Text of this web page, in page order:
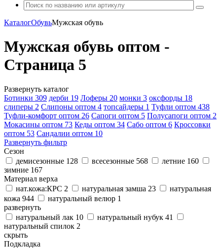
КаталогОбувьМужская обувь
Мужская обувь оптом -
Страница 5
Развернуть каталог
Ботинки 309 дерби 19 Лоферы 20 монки 3 оксфорды 18
слиперы 2 Слипоны оптом 4 топсайдеры 1 Туфли оптом 438
Туфли-комфорт оптом 26 Сапоги оптом 5 Полусапоги оптом 2
Мокасины оптом 73 Кеды оптом 34 Сабо оптом 6 Кроссовки
оптом 53 Сандалии оптом 10
Развернуть фильтр
Сезон
демисезонные 128 всесезонные 568 летние 160
зимние 167
Материал верха
нат.кожа:КРС 2 натуральная замша 23
натуральная
кожа 944 натуральный велюр 1
развернуть
натуральный лак 10 натуральный нубук 41
натуральный спилок 2
скрыть
Подкладка